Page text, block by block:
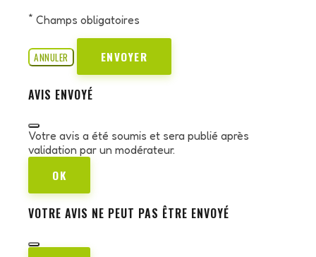
* Champs obligatoires
ANNULER ENVOYER
AVIS ENVOYÉ
Votre avis a été soumis et sera publié après
validation par un modérateur.
OK
VOTRE AVIS NE PEUT PAS ÊTRE ENVOYÉ